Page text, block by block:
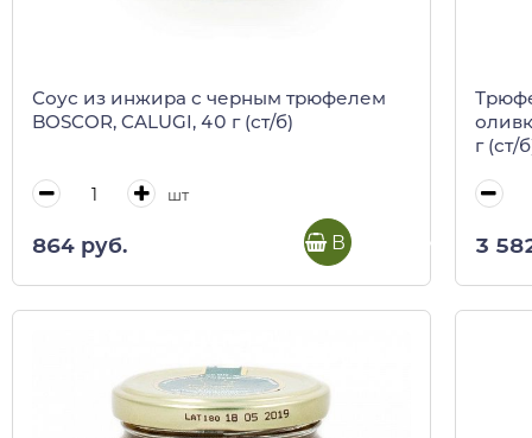
Соус из инжира с черным трюфелем
BOSCOR, CALUGI, 40 г (ст/б)
шт
864 руб. В корзину
г (ст/
3